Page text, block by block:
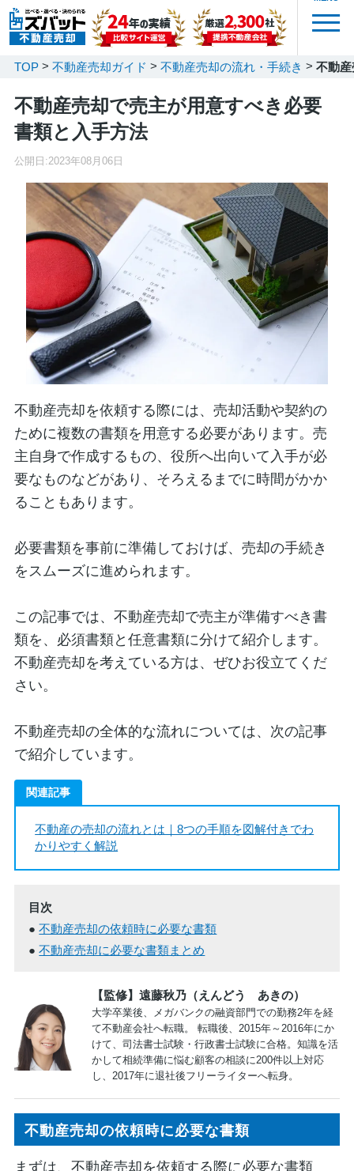
TOP 不動産売却ガイド 不動産売却の流れ・手続き 不動
不動産売却で売主が用意すべき必要
書類と入手方法
公開日:2023年08月06日
不動産売却を依頼する際には、売却活動や契約の
ために複数の書類を用意する必要があります。売
主自身で作成するもの、役所へ出向いて入手が必
要なものなどがあり、そろえるまでに時間がかか
ることもあります。
必要書類を事前に準備しておけば、売却の手続き
をスムーズに進められます。
この記事では、不動産売却で売主が準備すべき書
類を、必須書類と任意書類に分けて紹介します。
不動産売却を考えている方は、ぜひお役立てくだ
さい。
不動産売却の全体的な流れについては、次の記事
で紹介しています。
関連記事
不動産の売却の流れとは｜8つの手順を図解付きでわ
かりやすく解説
目次
不動産売却の依頼時に必要な書類
不動産売却に必要な書類まとめ
【監修】遠藤秋乃（えんどう あきの）
大学卒業後、メガバンクの融資部門での勤務2年を経
て不動産会社へ転職。 転職後、2015年～2016年にか
けて、司法書士試験・行政書士試験に合格。知識を活
かして相続準備に悩む顧客の相談に200件以上対応
し、2017年に退社後フリーライターへ転身。
不動産売却の依頼時に必要な書類
まずは、不動産売却を依頼する際に必要な書類